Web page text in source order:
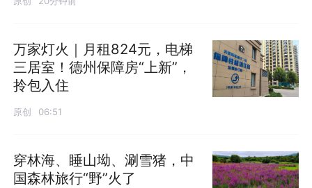
万家灯火｜月租824元，电梯
三居室！德州保障房“上新”，
拎包入住
原创 06:51
穿林海、睡山坳、涮雪猪，中
国森林旅行“野”火了